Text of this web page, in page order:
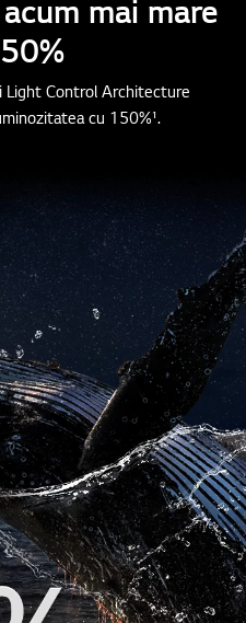
mai mare
Control Architecture
cu 150%¹.